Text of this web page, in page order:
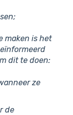
maken is het
dit te doen:
ze
de